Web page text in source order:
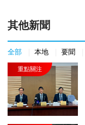
其他新聞
全部 本地 要聞